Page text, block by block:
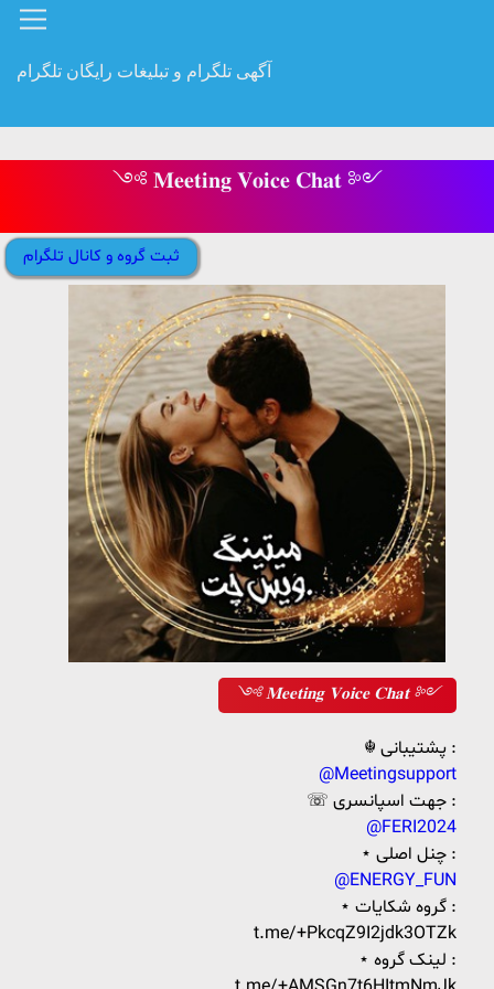
آگهی تلگرام و تبلیغات رایگان تلگرام
༺ 𝐌𝐞𝐞𝐭𝐢𝐧𝐠 𝐕𝐨𝐢𝐜𝐞 𝐂𝐡𝐚𝐭 ༻
ثبت گروه و کانال تلگرام
༺ 𝐌𝐞𝐞𝐭𝐢𝐧𝐠 𝐕𝐨𝐢𝐜𝐞 𝐂𝐡𝐚𝐭 ༻
☬ پشتیبانی :
@Meetingsupport
☏ جهت اسپانسری :
@FERI2024
⋆‌ چنل اصلی :
@ENERGY_FUN
⋆‌ گروه شکایات :
t.me/+PkcqZ9I2jdk3OTZk
⋆‌ لینک گروه :